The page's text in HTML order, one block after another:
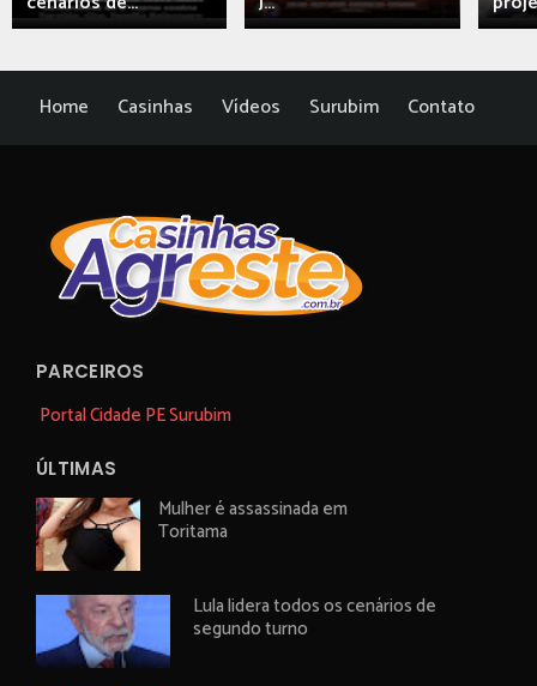
Home Casinhas Vídeos Surubim Contato
PARCEIROS
Portal Cidade PE Surubim
ÚLTIMAS
Mulher é assassinada em
Toritama
Lula lidera todos os cenários de
segundo turno